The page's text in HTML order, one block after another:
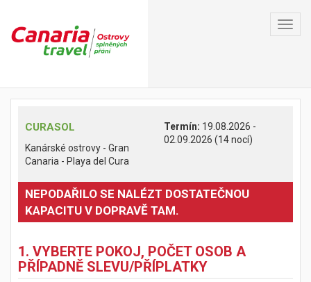
CURASOL
Kanárské ostrovy - Gran
Canaria - Playa del Cura
Termín: 19.08.2026 -
02.09.2026 (14 nocí)
NEPODAŘILO SE NALÉZT DOSTATEČNOU
KAPACITU V DOPRAVĚ TAM.
1. VYBERTE POKOJ, POČET OSOB A
PŘÍPADNĚ SLEVU/PŘÍPLATKY